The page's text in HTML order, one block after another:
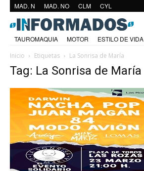
MAD. N MAD. NO CLM CYL
TAUROMAQUIA MOTOR
ESTILO DE VIDA
Inicio
Etiquetas La Sonrisa de María
Tag: La Sonrisa de María